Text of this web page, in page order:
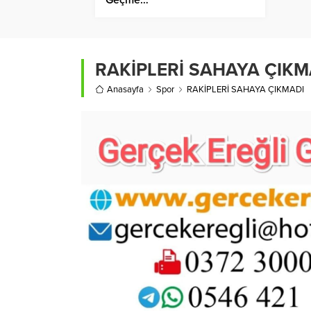
RAKİPLERİ SAHAYA
Anasayfa Spor RAKİPLERİ SAHAYA ÇIKMADI